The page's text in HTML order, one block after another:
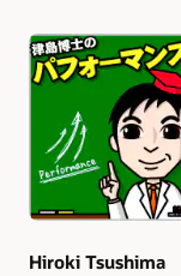
Authors
Hiroki Tsushima